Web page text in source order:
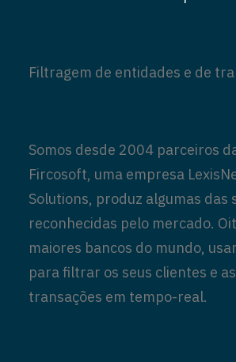
Filtragem de entidades e de
Somos desde 2004 parceiros
Fircosoft, uma empresa
Solutions, produz algumas das
reconhecidas pelo mercado.
maiores bancos do mundo,
para filtrar os seus clientes e
transações em tempo-real.